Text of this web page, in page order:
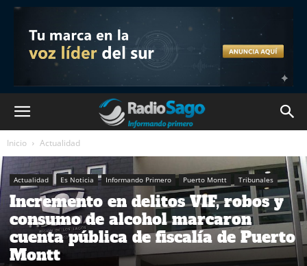
Inicio Actualidad
Actualidad Es Noticia Informando Primero Puerto Montt Tribunales
Incremento en delitos VIF, robos y
consumo de alcohol marcaron
cuenta pública de fiscalía de Puerto
Montt